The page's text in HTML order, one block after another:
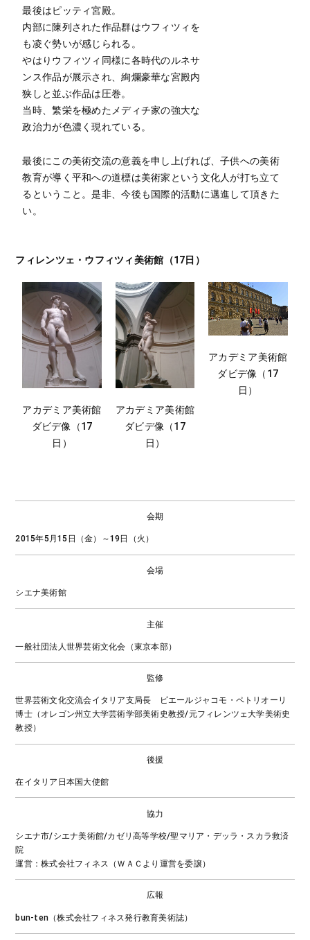
最後はピッティ宮殿。
内部に陳列された作品群はウフィツィを
も凌ぐ勢いが感じられる。
やはりウフィツィ同様に各時代のルネサ
ンス作品が展示され、絢爛豪華な宮殿内
狭しと並ぶ作品は圧巻。
当時、繁栄を極めたメディチ家の強大な
政治力が色濃く現れている。
最後にこの美術交流の意義を申し上げれば、子供への美術
教育が導く平和への道標は美術家という文化人が打ち立て
るということ。是非、今後も国際的活動に邁進して頂きた
い。
フィレンツェ・ウフィツィ美術館（17日）
アカデミア美術館
ダビデ像（17
日）
アカデミア美術館
ダビデ像（17
日）
アカデミア美術館
ダビデ像（17
日）
会期
2015年5月15日（金）～19日（火）
会場
シエナ美術館
主催
一般社団法人世界芸術文化会（東京本部）
監修
世界芸術文化交流会イタリア支局長 ピエールジャコモ・ペトリオーリ
博士（オレゴン州立大学芸術学部美術史教授/元フィレンツェ大学美術史
教授）
後援
在イタリア日本国大使館
協力
シエナ市/シエナ美術館/カゼリ高等学校/聖マリア・デッラ・スカラ救済
院
運営：株式会社フィネス（ＷＡＣより運営を委譲）
広報
bun-ten（株式会社フィネス発行教育美術誌）